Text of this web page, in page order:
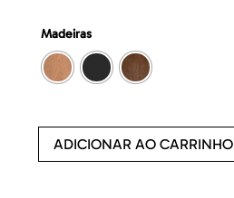
Madeiras
ADICIONAR AO CARRINHO